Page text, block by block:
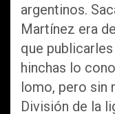
argentinos.
Martínez era
que
hinchas lo
lomo, pero sin
División de la